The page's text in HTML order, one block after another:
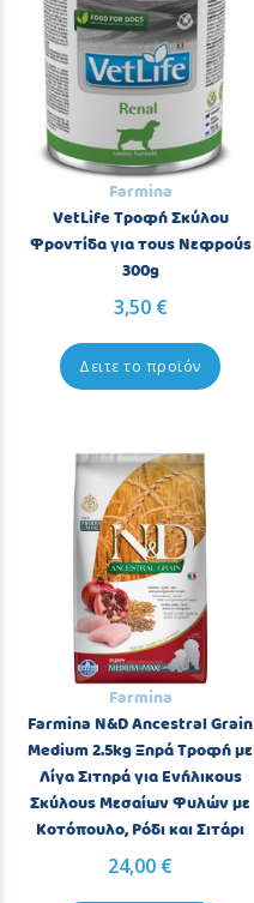
Farmina
VetLife Τροφή Σκύλου
Φροντίδα για τους Νεφρούς
300g
3,50 €
Δειτε το προϊόν
Farmina
Farmina N&D Ancestral Grain
Medium 2.5kg Ξηρά Τροφή με
Λίγα Σιτηρά για Ενήλικους
Σκύλους Μεσαίων Φυλών με
Κοτόπουλο, Ρόδι και Σιτάρι
24,00 €